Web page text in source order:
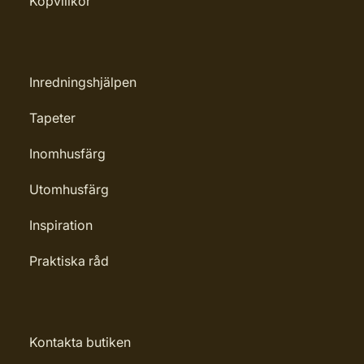
Rengöring: Penseltvätt
Inredningshjälpen
Tapeter
Inomhusfärg
Utomhusfärg
Inspiration
Praktiska råd
Kontakta butiken